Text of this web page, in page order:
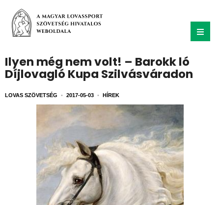
Ilyen még nem volt! – Barokk ló
Díjlovagló Kupa Szilvásváradon
LOVAS SZÖVETSÉG • 2017-05-03 • HÍREK